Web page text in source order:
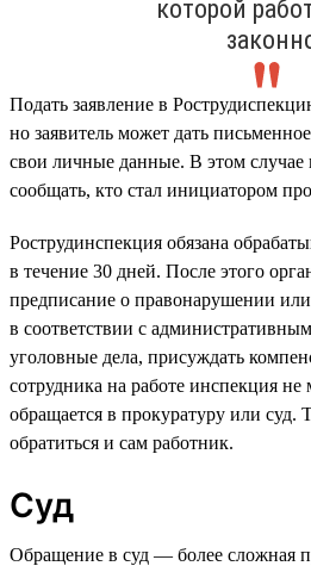
которой
Подать заявление в
но заявитель может дать
свои личные данные. В этом случае
сообщать, кто стал инициатором
Рострудинспекция обязана
в течение 30 дней. После этого
предписание о правонарушении
в соответствии с
уголовные дела, присуждать
сотрудника на работе инспекция
обращается в прокуратуру или
обратиться и сам работник.
Суд
Обращение в суд — более сложная